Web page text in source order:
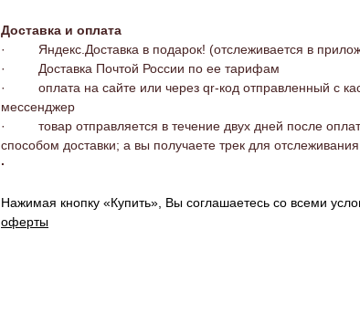
Доставка и оплата
· Яндекс.Доставка в подарок! (отслеживается в
· Доставка Почтой России по ее тарифам
· оплата на сайте или через qr-код отправленный с
мессенджер
· товар отправляется в течение двух дней после
способом доставки; а вы получаете трек для отслеживания
·
Нажимая кнопку «Купить», Вы соглашаетесь со всеми
оферты